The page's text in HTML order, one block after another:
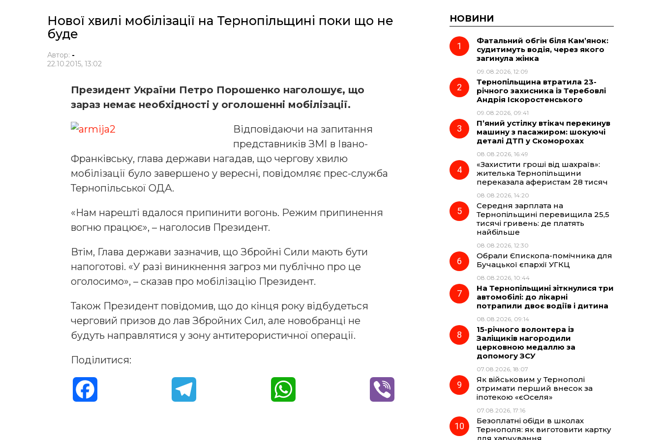
Нової хвилі мобілізації на Тернопільщині поки що не
буде
Автор: -
22.10.2015, 13:02
Президент України Петро Порошенко наголошує, що
зараз немає необхідності у оголошенні мобілізації.
Відповідаючи на запитання
представників ЗМІ в Івано-
Франківську, глава держави нагадав, що чергову хвилю
мобілізації було завершено у вересні, повідомляє прес-служба
Тернопільської ОДА.
«Нам нарешті вдалося припинити вогонь. Режим припинення
вогню працює», – наголосив Президент.
Втім, Глава держави зазначив, що Збройні Сили мають бути
напоготові. «У разі виникнення загроз ми публічно про це
оголосимо», – сказав про мобілізацію Президент.
Також Президент повідомив, що до кінця року відбудеться
черговий призов до лав Збройних Сил, але новобранці не
будуть направлятися у зону антитерористичної операції.
Поділитися:
НОВИНИ
Фатальний обгін біля Кам’янок:
судитимуть водія, через якого
загинула жінка
09.08.2026, 12:09
Тернопільщина втратила 23-
річного захисника із Теребовлі
Андрія Іскоростенського
09.08.2026, 09:41
П’яний устілку втікач перекинув
машину з пасажиром: шокуючі
деталі ДТП у Скоморохах
08.08.2026, 16:49
«Захистити гроші від шахраїв»:
жителька Тернопільщини
переказала аферистам 28 тисяч
08.08.2026, 14:20
Середня зарплата на
Тернопільщині перевищила 25,5
тисячі гривень: де платять
найбільше
08.08.2026, 12:30
Обрали Єпископа-помічника для
Бучацької єпархії УГКЦ
08.08.2026, 10:44
На Тернопільщині зіткнулися три
автомобілі: до лікарні
потрапили двоє водіїв і дитина
08.08.2026, 09:14
15-річного волонтера із
Заліщиків нагородили
церковною медаллю за
допомогу ЗСУ
07.08.2026, 18:07
Як військовим у Тернополі
отримати перший внесок за
іпотекою «єОселя»
07.08.2026, 17:16
Безоплатні обіди в школах
Тернополя: як виготовити картку